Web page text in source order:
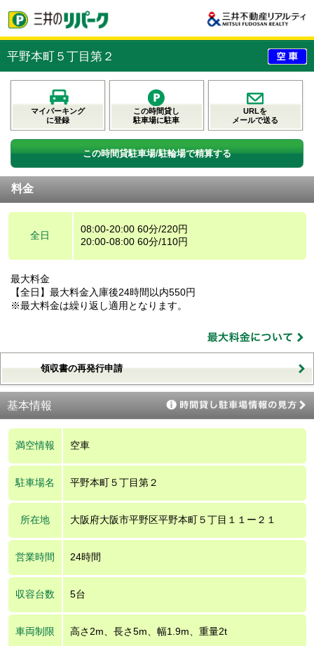
平野本町５丁目第２
マイパーキング
に登録
この時間貸し
駐車場に駐車
URLを
メールで送る
この時間貸駐車場/駐輪場で精算する
料金
全日
08:00-20:00 60分/220円
20:00-08:00 60分/110円
最大料金
【全日】最大料金入庫後24時間以内550円
※最大料金は繰り返し適用となります。
領収書の再発行申請
基本情報
満空情報 空車
駐車場名 平野本町５丁目第２
所在地 大阪府大阪市平野区平野本町５丁目１１ー２１
営業時間 24時間
収容台数 5台
車両制限 高さ2m、長さ5m、幅1.9m、重量2t